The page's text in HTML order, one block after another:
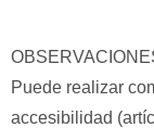
Puede realizar
accesibilidad